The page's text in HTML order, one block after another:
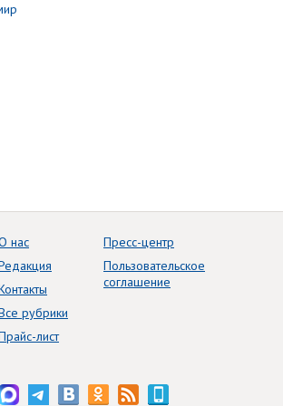
нас
рубрики
лист
Пресс-центр
Пользовательское
соглашение